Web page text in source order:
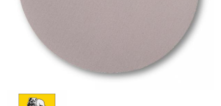
Lackieren
Polieren
Malerbedarf & Zubehör
Werkzeug & Maschinen
Reinigen